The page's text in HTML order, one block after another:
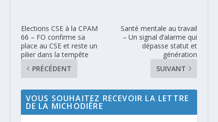
Elections CSE à la CPAM
66 – FO confirme sa
place au CSE et reste un
pilier dans la tempête
PRÉCÉDENT
Santé mentale au travail
– Un signal d’alarme qui
dépasse statut et
génération
SUIVANT
VOUS SOUHAITEZ RECEVOIR LA LETTRE
DE LA MICHODIÈRE